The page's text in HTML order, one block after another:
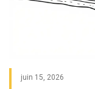
juin 15, 2026